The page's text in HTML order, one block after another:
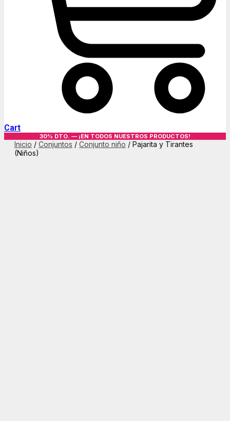
Cart
30% DTO. — ¡EN TODOS NUESTROS PRODUCTOS!
Inicio / Conjuntos / Conjunto niño / Pajarita y Tirantes
(Niños)